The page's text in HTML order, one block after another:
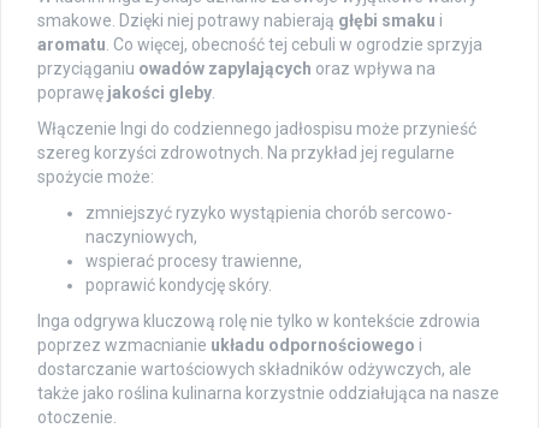
smakowe. Dzięki niej potrawy nabierają głębi smaku i
aromatu . Co więcej, obecność tej cebuli w ogrodzie sprzyja
przyciąganiu owadów zapylających oraz wpływa na
poprawę jakości gleby
Włączenie Ingi do codziennego jadłospisu może przynieść
szereg korzyści zdrowotnych. Na przykład jej regularne
spożycie może:
zmniejszyć ryzyko wystąpienia chorób sercowo-
naczyniowych,
wspierać procesy trawienne,
poprawić kondycję skóry.
Inga odgrywa kluczową rolę nie tylko w kontekście zdrowia
poprzez wzmacnianie układu odpornościowego i
dostarczanie wartościowych składników odżywczych, ale
także jako roślina kulinarna korzystnie oddziałująca na nasze
otoczenie.